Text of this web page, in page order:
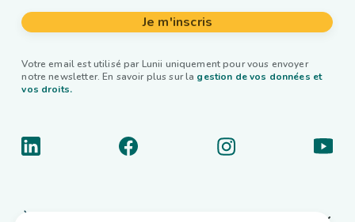
Je m'inscris
Votre email est utilisé par Lunii uniquement pour vous envoyer
notre newsletter. En savoir plus sur la gestion de vos données et
vos droits.